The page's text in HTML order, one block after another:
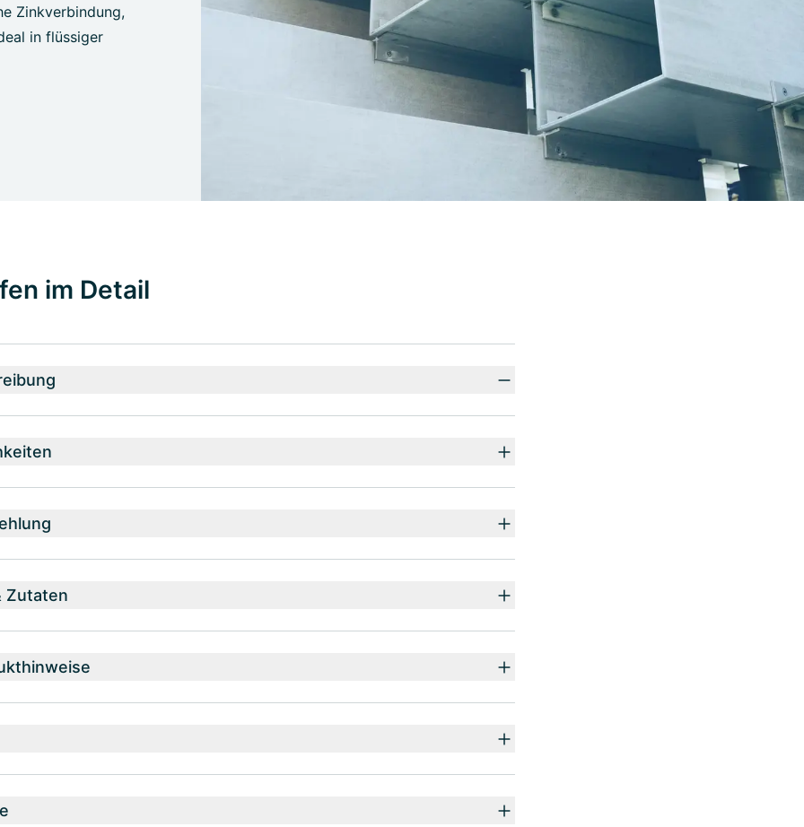
Zinkverbindung,
in flüssiger
im Detail
Zutaten